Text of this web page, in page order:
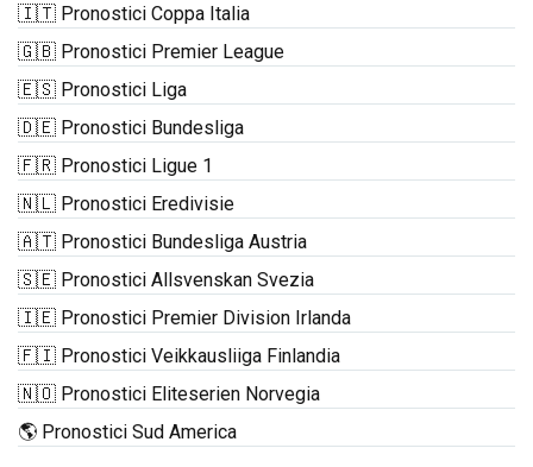
🇮🇹 Pronostici Coppa Italia
🇬🇧 Pronostici Premier League
🇪🇸 Pronostici Liga
🇩🇪 Pronostici Bundesliga
🇫🇷 Pronostici Ligue 1
🇳🇱 Pronostici Eredivisie
🇦🇹 Pronostici Bundesliga Austria
🇸🇪 Pronostici Allsvenskan Svezia
🇮🇪 Pronostici Premier Division Irlanda
🇫🇮 Pronostici Veikkausliiga Finlandia
🇳🇴 Pronostici Eliteserien Norvegia
🌎 Pronostici Sud America